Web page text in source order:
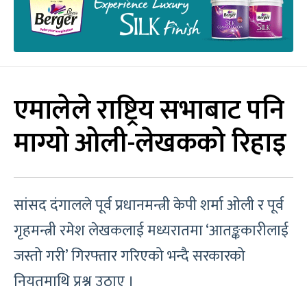
एमालेले राष्ट्रिय सभाबाट पनि
माग्यो ओली-लेखकको रिहाइ
सांसद दंगालले पूर्व प्रधानमन्त्री केपी शर्मा ओली र पूर्व
गृहमन्त्री रमेश लेखकलाई मध्यरातमा ‘आतङ्ककारीलाई
जस्तो गरी’ गिरफ्तार गरिएको भन्दै सरकारको
नियतमाथि प्रश्न उठाए ।